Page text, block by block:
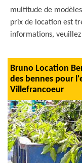
multitude de
prix de location est
informations,
Bruno Location
des bennes pour
Villefrancoeur